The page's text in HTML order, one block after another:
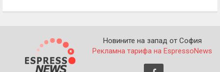
Новините на запад от София
Рекламна тарифа на EspressoNews